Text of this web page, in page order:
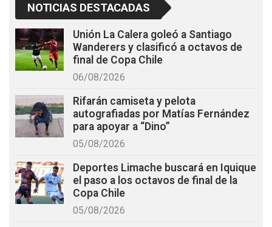
NOTICIAS DESTACADAS
Unión La Calera goleó a Santiago
Wanderers y clasificó a octavos de
final de Copa Chile
06/08/2026
Rifarán camiseta y pelota
autografiadas por Matías Fernández
para apoyar a “Dino”
05/08/2026
Deportes Limache buscará en Iquique
el paso a los octavos de final de la
Copa Chile
05/08/2026